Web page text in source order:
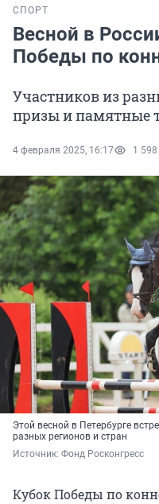
СПОРТ
Весной в
Победы по
Участников из
призы и памятные
4 февраля 2025, 16:17 1 598
Этой весной в Петербурге
разных регионов и стран
Источник: Фонд Росконгресс
Кубок Победы по